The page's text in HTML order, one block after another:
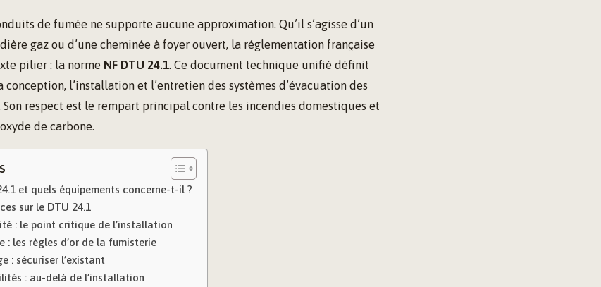
de fumée ne supporte aucune approximation. Qu’il s’agisse d’un
gaz ou d’une cheminée à foyer ouvert, la réglementation française
pilier : la norme NF DTU 24.1. Ce document technique unifié définit
conception, l’installation et l’entretien des systèmes d’évacuation des
respect est le rempart principal contre les incendies domestiques et
de carbone.
et quels équipements concerne-t-il ?
sur le DTU 24.1
: le point critique de l’installation
: les règles d’or de la fumisterie
: sécuriser l’existant
: au-delà de l’installation